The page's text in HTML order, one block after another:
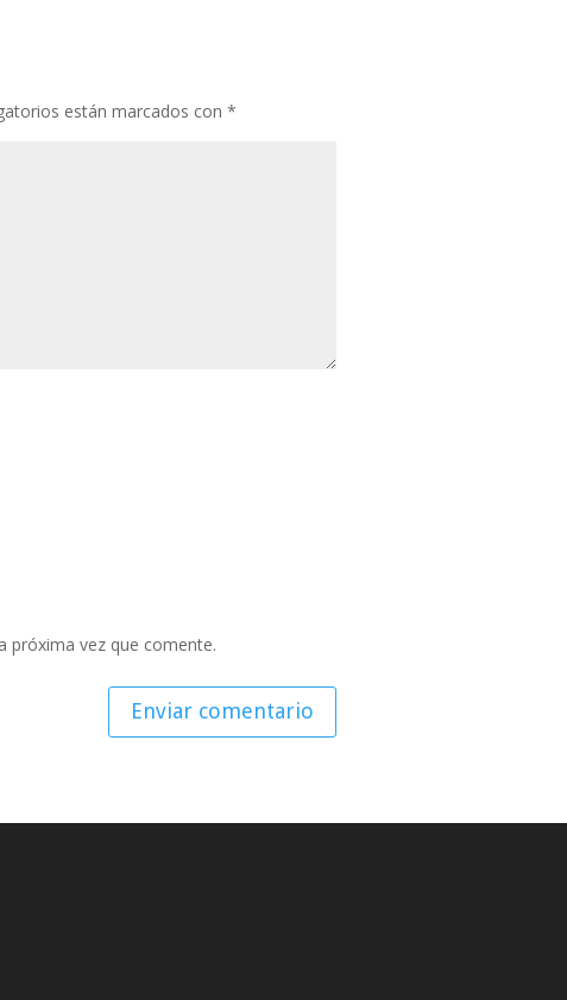
están marcados con*
próxima vez que comente.